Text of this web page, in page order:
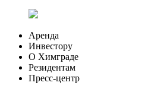
Аренда
Инвестору
О Химграде
Резидентам
Пресс-центр